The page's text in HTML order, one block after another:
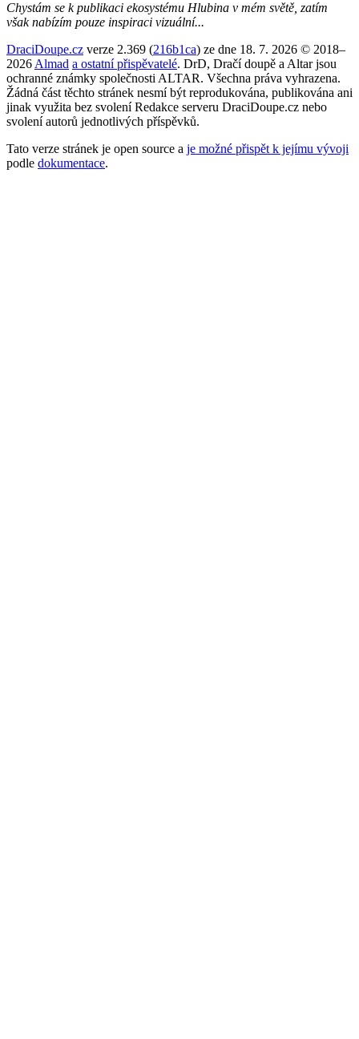
Chystám se k publikaci ekosystému Hlubina v mém světě, zatím
však nabízím pouze inspiraci vizuální...
DraciDoupe.cz verze 2.369 (216b1ca) ze dne 18. 7. 2026 © 2018–
2026 Almad a ostatní přispěvatelé. DrD, Dračí doupě a Altar jsou
ochranné známky společnosti ALTAR. Všechna práva vyhrazena.
Žádná část těchto stránek nesmí být reprodukována, publikována ani
jinak využita bez svolení Redakce serveru DraciDoupe.cz nebo
svolení autorů jednotlivých příspěvků.
Tato verze stránek je open source a je možné přispět k jejímu vývoji
podle dokumentace.